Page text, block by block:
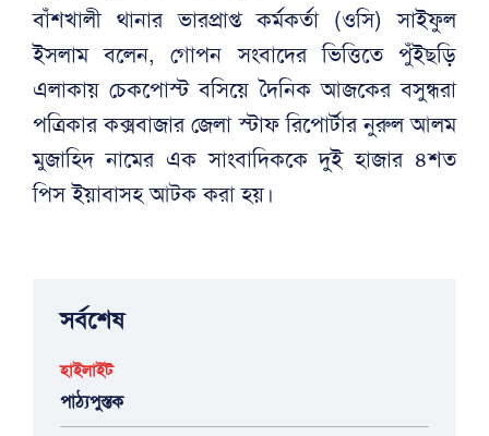
বাঁশখালী থানার ভারপ্রাপ্ত কর্মকর্তা (ওসি) সাইফুল
ইসলাম বলেন, গোপন সংবাদের ভিত্তিতে পুঁইছড়ি
এলাকায় চেকপোস্ট বসিয়ে দৈনিক আজকের বসুন্ধরা
পত্রিকার কক্সবাজার জেলা স্টাফ রিপোর্টার নুরুল আলম
মুজাহিদ নামের এক সাংবাদিককে দুই হাজার ৪শত
পিস ইয়াবাসহ আটক করা হয়।
সর্বশেষ
হাইলাইট
পাঠ্যপুস্তক